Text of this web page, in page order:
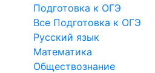
Подготовка к ОГЭ
Все Подготовка к ОГЭ
Русский язык
Математика
Обществознание